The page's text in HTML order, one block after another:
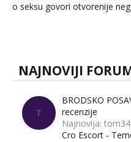
o seksu govori otvorenije
dalje izaziva burne
NAJNOVIJI
T
BRODSKO
recenzije
Najnovija:
Cro Escort -